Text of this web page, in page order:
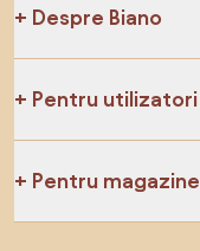
Despre Biano
Pentru utilizatori
Pentru magazine